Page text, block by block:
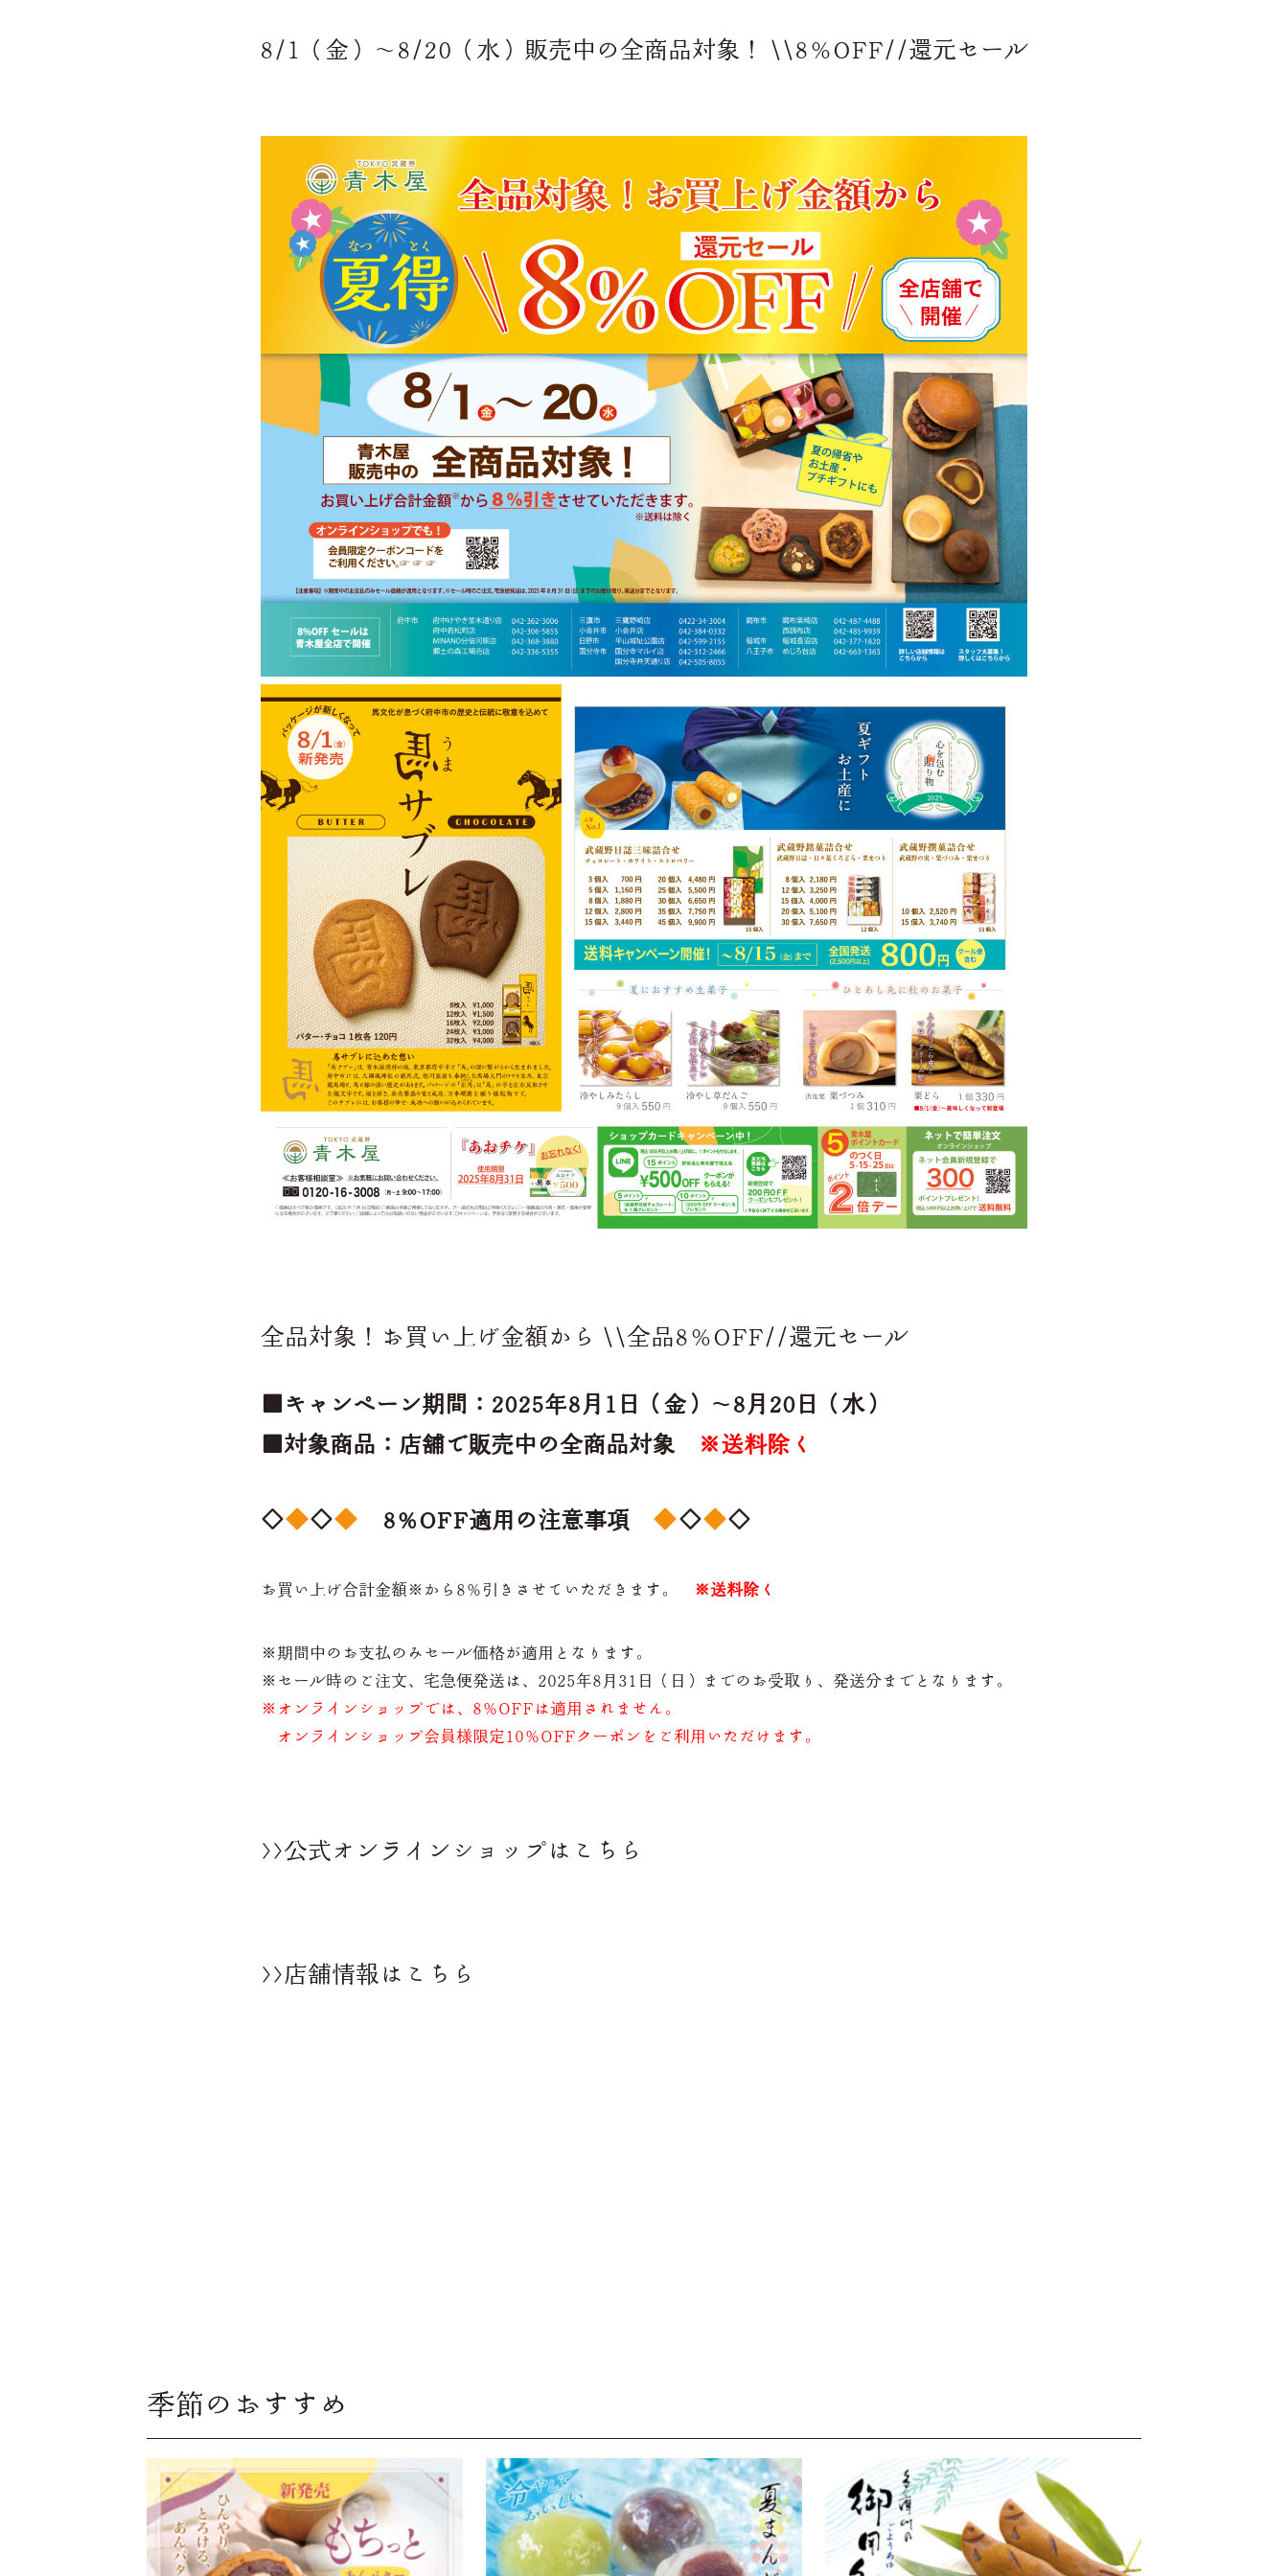
8/1（金）～8/20（水）販売中の全商品対象！ \\8％OFF//還元セール
全品対象！お買い上げ金額から \\全品8％OFF//還元セール
■キャンペーン期間：2025年8月1日（金）～8月20日（水）
■対象商品：店舗で販売中の全商品対象
※送料除く
◇ ◇ 8％OFF適用の注意事項 ◇ ◇
お買い上げ合計金額※から8％引きさせていただきます。 ※送料除く
※期間中のお支払のみセール価格が適用となります。
※セール時のご注文、宅急便発送は、2025年8月31日（日）までのお受取り、発送分までとなります。
※オンラインショップでは、8％OFFは適用されません。
オンラインショップ会員様限定10％OFFクーポンをご利用いただけます。
>>公式オンラインショップはこちら
>>店舗情報はこちら
季節のおすすめ